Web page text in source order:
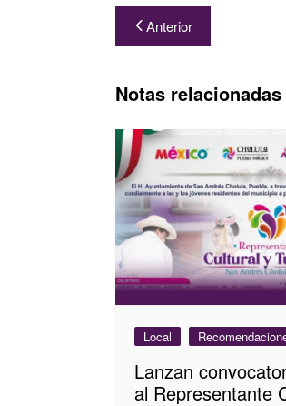
Navegación
de
entradas
Anterior
Notas relacionadas
Local
Lanzan
al Representante